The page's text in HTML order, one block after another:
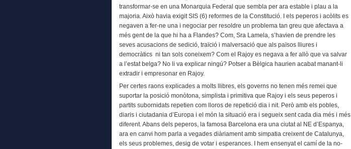
transformar-se en una Monarquia Federal que sembla per ara estable i plau a la
majoria. Això havia exigit SIS (6) reformes de la Constitució. I els peperos i acòlits es
negaven a fer-ne una i negociar per resoldre un problema tan greu que afectava a
més gent de la que hi ha a Flandes? Com, Sra Lamela, s’havien de prendre les
seves acusacions de sedició, traïció i malversació que als països lliures i
democràtics ni tan sols coneixem? Com el Rajoy es negava a fer allò que va salvar
a l’estat belga? No li va explicar ningú? Potser a Bèlgica haurien acabat manant-li
extradir i empresonar en Rajoy.
Per certes raons explicades a molts llibres, els governs no tenen més remei que
suportar la posició monòtona, simplista i primitiva que Rajoy i els seus peperos i
partits subornidats repetien com lloros de repetició dia i nit. Però amb els pobles,
diaris i ciutadania d’Europa i el món la situació era i segueix sent cada dia més i més
diferent. Abans dels peperos, la famosa Barcelona era una ciutat al NE d’Espanya,
ara en canvi hom parla a vegades diàriament amb simpatia creixent de Catalunya,
els seus problemes, desig de votar i esperances. I hem ensenyat el camí de la no-